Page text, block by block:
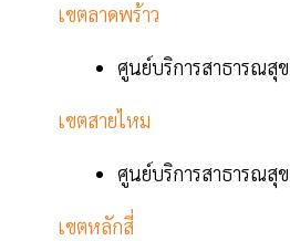
เขตลาดพร้าว
ศูนย์บริการสาธารณสุ
เขตสายไหม
ศูนย์บริการสาธารณสุ
เขตหลักสี่